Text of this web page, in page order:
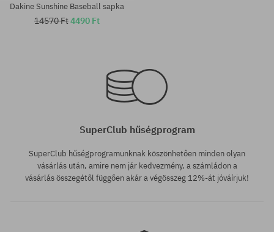
univerzális méret
Dakine Sunshine Baseball sapka
14570 Ft4490 Ft
SuperClub hűségprogram
SuperClub hűségprogramunknak köszönhetően minden olyan
vásárlás után, amire nem jár kedvezmény, a számládon a
vásárlás összegétől függően akár a végösszeg 12%-át jóváírjuk!